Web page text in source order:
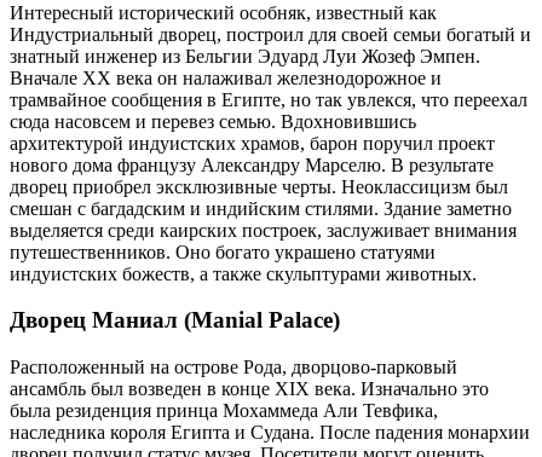
Интересный исторический особняк, известный как
Индустриальный дворец, построил для своей семьи богатый и
знатный инженер из Бельгии Эдуард Луи Жозеф Эмпен.
Вначале XX века он налаживал железнодорожное и
трамвайное сообщения в Египте, но так увлекся, что переехал
сюда насовсем и перевез семью. Вдохновившись
архитектурой индуистских храмов, барон поручил проект
нового дома французу Александру Марселю. В результате
дворец приобрел эксклюзивные черты. Неоклассицизм был
смешан с багдадским и индийским стилями. Здание заметно
выделяется среди каирских построек, заслуживает внимания
путешественников. Оно богато украшено статуями
индуистских божеств, а также скульптурами животных.
Дворец Маниал (Manial Palace)
Расположенный на острове Рода, дворцово-парковый
ансамбль был возведен в конце XIX века. Изначально это
была резиденция принца Мохаммеда Али Тевфика,
наследника короля Египта и Судана. После падения монархии